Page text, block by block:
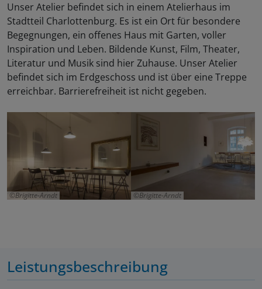
Unser Atelier befindet sich in einem Atelierhaus im
Stadtteil Charlottenburg. Es ist ein Ort für besondere
Begegnungen, ein offenes Haus mit Garten, voller
Inspiration und Leben. Bildende Kunst, Film, Theater,
Literatur und Musik sind hier Zuhause. Unser Atelier
befindet sich im Erdgeschoss und ist über eine Treppe
erreichbar. Barrierefreiheit ist nicht gegeben.
Brigitte-Arndt Brigitte-Arndt
Leistungsbeschreibung